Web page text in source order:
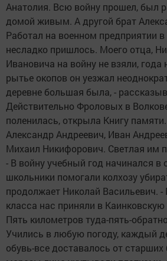
Анатолия. Всю войну прошел, был
домой живым. А другой брат
Работал на военном предприятии
несладко пришлось. Моего отца,
Ивановича на войну не взяли, года
рытье окопов он уезжал
деревне большая была, -
Действительно Фроловых в
поленилась, открыла Книгу
Александр Андреевич, Иван
Михаил Никифорович. Светлая им
- В войну учебный год начинался в
школьники помогали колхозу
продолжает Николай Васильевич. -
класса нас приняли в
Пять километров туда-пять-
Учились в любую погоду, каждый
обувь-все доставалось от